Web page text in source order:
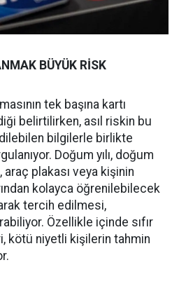
BÜYÜK RİSK
tek başına kartı
belirtilirken, asıl riskin bu
bilgilerle birlikte
Doğum yılı, doğum
plakası veya kişinin
kolayca öğrenilebilecek
tercih edilmesi,
Özellikle içinde sıfır
kötü niyetli kişilerin tahmin